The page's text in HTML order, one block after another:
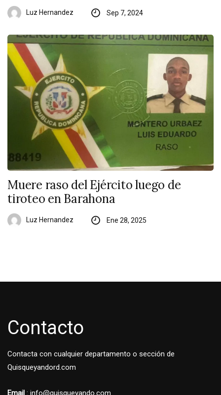
Luz Hernandez Sep 7, 2024
Muere raso del Ejército luego de
tiroteo en Barahona
Luz Hernandez Ene 28, 2025
Contacto
Contacta con cualquier departamento o sección de
Quisqueyandord.com
Email : info@quisqueyando.com